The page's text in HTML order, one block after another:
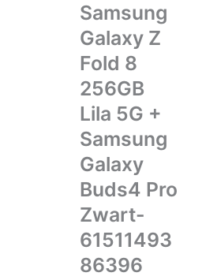
Samsung
Galaxy Z
Fold 8
256GB
Lila 5G +
Samsung
Galaxy
Buds4 Pro
Zwart-
61511493
86396